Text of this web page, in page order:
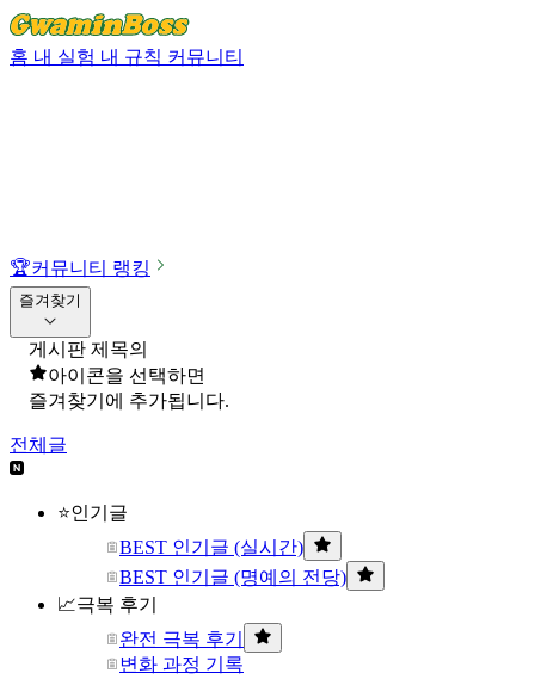
홈 내 실험 내 규칙 커뮤니티
🏆커뮤니티 랭킹
즐겨찾기
게시판 제목의
아이콘을 선택하면
즐겨찾기에 추가됩니다.
전체글
⭐인기글
BEST 인기글 (실시간)
BEST 인기글 (명예의 전당)
📈극복 후기
완전 극복 후기
변화 과정 기록